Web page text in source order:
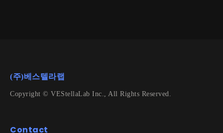
(주)베스텔라랩
Copyright © VEStellaLab Inc., All Rights Reserved.
Contact